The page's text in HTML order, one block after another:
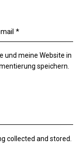
und meine Website in
speichern.
collected and stored